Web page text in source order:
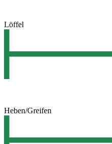
Löffel
Heben/Greifen